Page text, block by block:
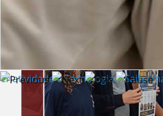
Criatividade e Tecnologia | Saiba